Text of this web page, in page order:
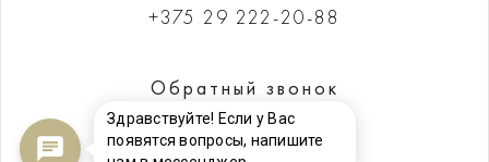
+375 29 222-20-88
Обратный звонок
Здравствуйте! Если у Вас
появятся вопросы, напишите